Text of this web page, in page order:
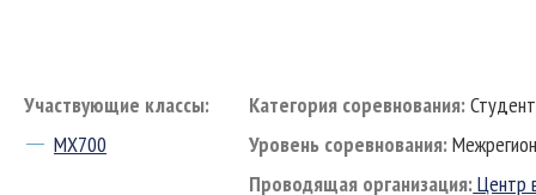
Участвующие классы:
MX700
Категория соревнования:
Уровень соревнования:
Проводящая организация:Центр